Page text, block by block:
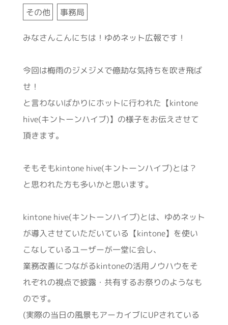
その他 事務局
みなさんこんにちは！ゆめネット広報です！
今回は梅雨のジメジメで億劫な気持ちを吹き飛ば
せ！
と言わないばかりにホットに行われた【kintone
hive(キントーンハイブ)】の様子をお伝えさせて
頂きます。
そもそもkintone hive(キントーンハイブ)とは？
と思われた方も多いかと思います。
kintone hive(キントーンハイブ)とは、ゆめネット
が導入させていただいている【kintone】を使い
こなしているユーザーが一堂に会し、
業務改善につながるkintoneの活用ノウハウをそ
れぞれの視点で披露・共有するお祭りのようなも
のです。
(実際の当日の風景もアーカイブにUPされている